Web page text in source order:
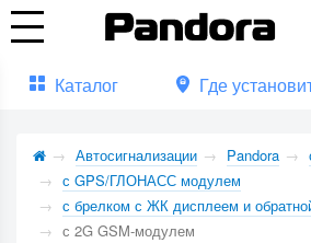
Каталог Где
Автосигнализации Pandora
с GPS/ГЛОНАСС модулем
с брелком с ЖК дисплеем и
с 2G GSM-модулем